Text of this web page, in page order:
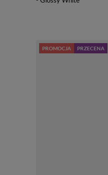
PROMOCJA PRZECENA